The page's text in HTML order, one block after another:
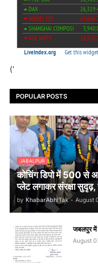
('
POPULAR POSTS
JABALPUR
कोचिंग डिपो में 500 से
प्लेट लगाकर संरक्षा सुदृढ़,
by KhabarAbhiTak - August
जबलपुर में
August